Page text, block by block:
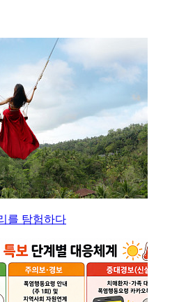
를 탐험하다